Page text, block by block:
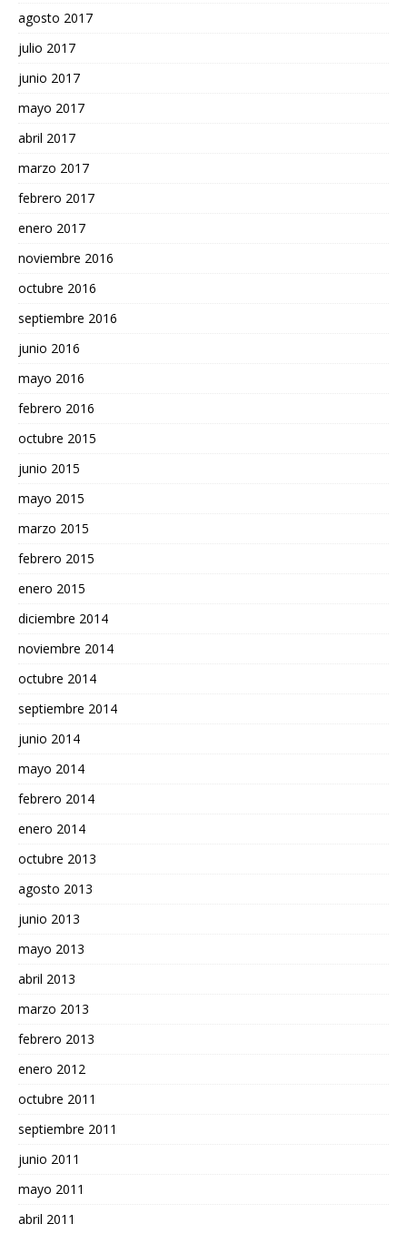
agosto 2017
julio 2017
junio 2017
mayo 2017
abril 2017
marzo 2017
febrero 2017
enero 2017
noviembre 2016
octubre 2016
septiembre 2016
junio 2016
mayo 2016
febrero 2016
octubre 2015
junio 2015
mayo 2015
marzo 2015
febrero 2015
enero 2015
diciembre 2014
noviembre 2014
octubre 2014
septiembre 2014
junio 2014
mayo 2014
febrero 2014
enero 2014
octubre 2013
agosto 2013
junio 2013
mayo 2013
abril 2013
marzo 2013
febrero 2013
enero 2012
octubre 2011
septiembre 2011
junio 2011
mayo 2011
abril 2011